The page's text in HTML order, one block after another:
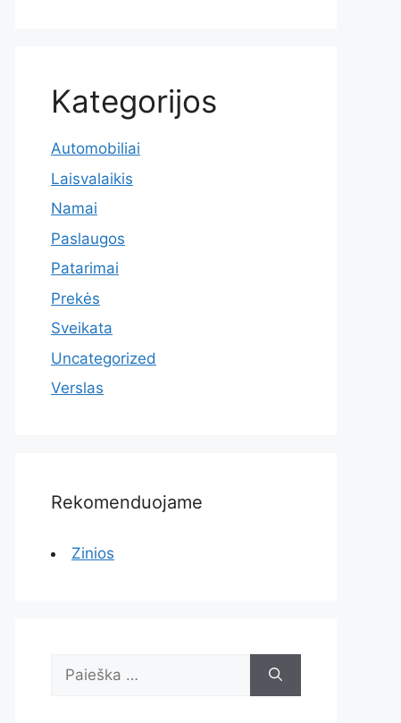
Kategorijos
Automobiliai
Laisvalaikis
Namai
Paslaugos
Patarimai
Prekės
Sveikata
Uncategorized
Verslas
Rekomenduojame
Zinios
Ieškoti: